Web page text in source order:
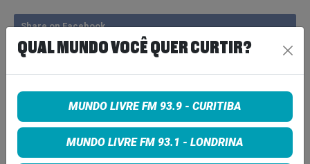
Share on Facebook
Share on Twitter
Share on Google+
QUAL MUNDO VOCÊ QUER CURTIR?
MUNDO LIVRE FM 93.9 - CURITIBA
MUNDO LIVRE FM 93.1 - LONDRINA